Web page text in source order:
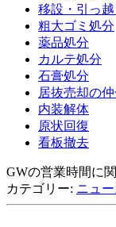
移設・引っ越
粗大ゴミ処分
薬品処分
カルテ処分
石膏処分
居抜売却の
内装解体
原状回復
看板撤去
GWの営業時間に
カテゴリー: ニュ